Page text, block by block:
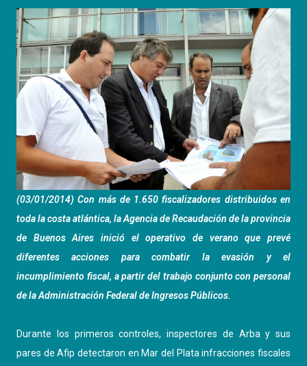
(03/01/2014) Con más de 1.650 fiscalizadores distribuidos en
toda la costa atlántica, la Agencia de Recaudación de la provincia
de Buenos Aires inició el operativo de verano que prevé
diferentes acciones para combatir la evasión y el
incumplimiento fiscal, a partir del trabajo conjunto con personal
de la Administración Federal de Ingresos Públicos.
Durante los primeros controles, inspectores de Arba y sus
pares de Afip detectaron en Mar del Plata infracciones fiscales